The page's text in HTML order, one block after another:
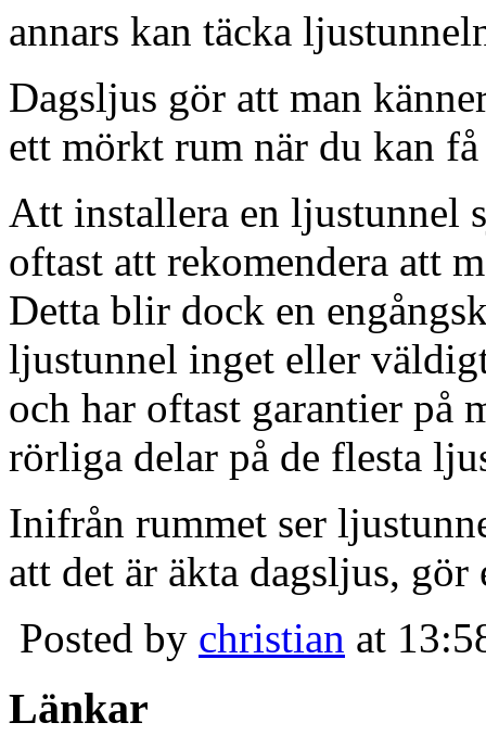
annars kan täcka
Dagsljus gör att man
ett mörkt rum när du kan
Att installera en ljustunnel
oftast att rekomendera att
Detta blir dock en
ljustunnel inget eller
och har oftast garantier på
rörliga delar på de flesta
Inifrån rummet ser
att det är äkta dagsljus,
Posted by christian at
Länkar